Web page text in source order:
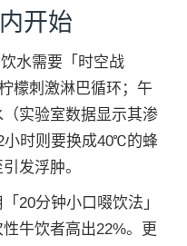
开始
水需要「时空战
檬刺激淋巴循环；午
实验室数据显示其渗
小时则要换成40℃的蜂
发浮肿。
20分钟小口啜饮法」
牛饮者高出22%。更